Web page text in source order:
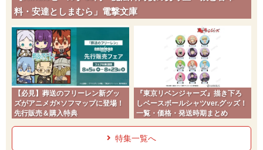
料・安達としまむら」電撃文庫
【必見】葬送のフリーレン新グッ
ズがアニメガ×ソフマップに登場！
先行販売＆購入特典
『東京リベンジャーズ』描き下ろ
しベースボールシャツver.グッズ！
一覧・価格・発送時期まとめ
特集一覧へ